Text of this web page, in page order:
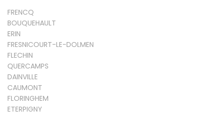
FRENCQ
BOUQUEHAULT
ERIN
FRESNICOURT-LE-DOLMEN
FLECHIN
QUERCAMPS
DAINVILLE
CAUMONT
FLORINGHEM
ETERPIGNY